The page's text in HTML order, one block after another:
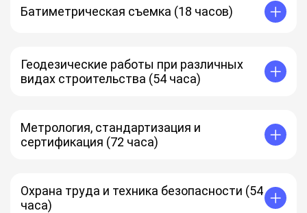
Батиметрическая съемка (18 часов)
Геодезические работы при различных
видах строительства (54 часа)
Метрология, стандартизация и
сертификация (72 часа)
Охрана труда и техника безопасности (54
часа)